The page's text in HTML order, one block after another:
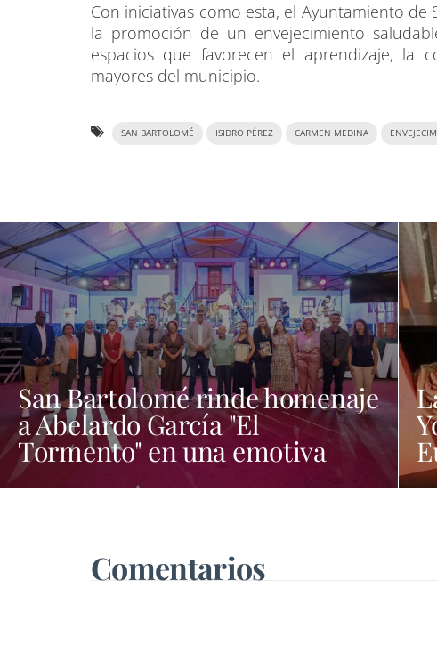
Con iniciativas como esta, el Ayuntamiento
la promoción de un envejecimiento
espacios que favorecen el aprendizaje, la
mayores del municipio.
SAN BARTOLOMÉ ISIDRO PÉREZ CARMEN MEDINA
San Bartolomé rinde homenaje
a Abelardo García "El
Tormento" en una emotiva
noche dedicada al folclore
Comentarios